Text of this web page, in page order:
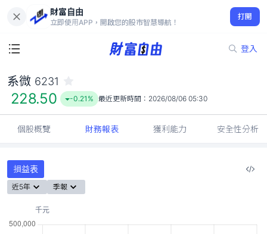
財富自由
立即使用APP，開啟您的股市智慧導航！
打開
登入
228.50
-0.21%
系微 6231
228.50 -0.21% 最近更新時間： 2026/08/06 05:30
個股概覽 財務報表 獲利能力 安全性分析
損益表
近5年 季報